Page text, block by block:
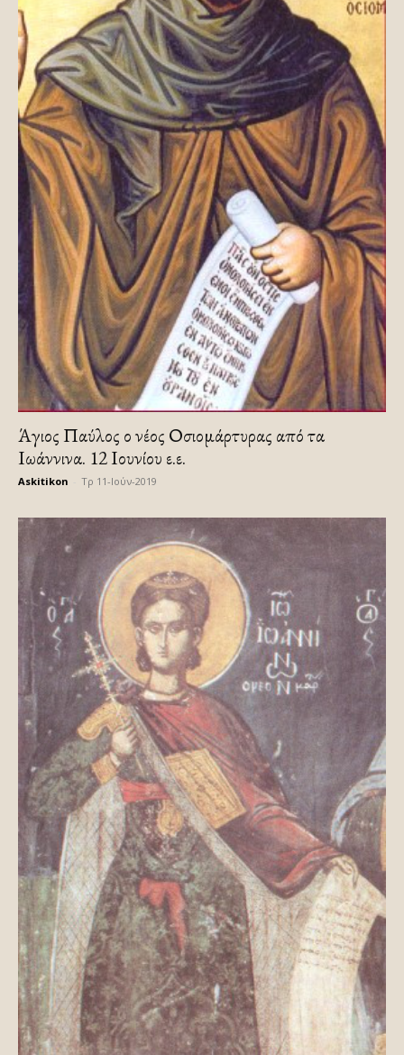
Άγιος Παύλος ο νέος Οσιομάρτυρας από τα
Ιωάννινα. 12 Ιουνίου ε.ε.
Askitikon Τρ 11-Ιούν-2019